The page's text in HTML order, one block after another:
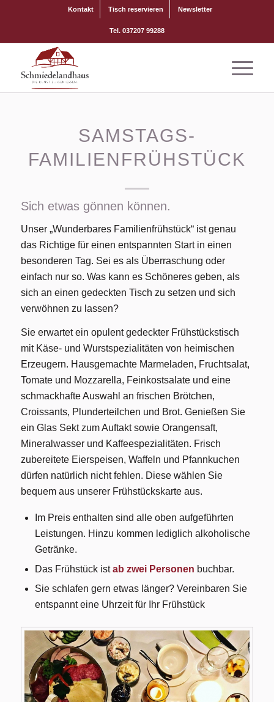
Kontakt Tisch reservieren Newsletter
Tel. 037207 99288
SAMSTAGS-
FAMILIENFRÜHSTÜCK
Sich etwas gönnen können.
Unser „Wunderbares Familienfrühstück“ ist genau
das Richtige für einen entspannten Start in einen
besonderen Tag. Sei es als Überraschung oder
einfach nur so. Was kann es Schöneres geben, als
sich an einen gedeckten Tisch zu setzen und sich
verwöhnen zu lassen?
Sie erwartet ein opulent gedeckter Frühstückstisch
mit Käse- und Wurstspezialitäten von heimischen
Erzeugern. Hausgemachte Marmeladen, Fruchtsalat,
Tomate und Mozzarella, Feinkostsalate und eine
schmackhafte Auswahl an frischen Brötchen,
Croissants, Plunderteilchen und Brot. Genießen Sie
ein Glas Sekt zum Auftakt sowie Orangensaft,
Mineralwasser und Kaffeespezialitäten. Frisch
zubereitete Eierspeisen, Waffeln und Pfannkuchen
dürfen natürlich nicht fehlen. Diese wählen Sie
bequem aus unserer Frühstückskarte aus.
Im Preis enthalten sind alle oben aufgeführten
Leistungen. Hinzu kommen lediglich alkoholische
Getränke.
Das Frühstück istab zwei Personen buchbar.
Sie schlafen gern etwas länger? Vereinbaren Sie
entspannt eine Uhrzeit für Ihr Frühstück